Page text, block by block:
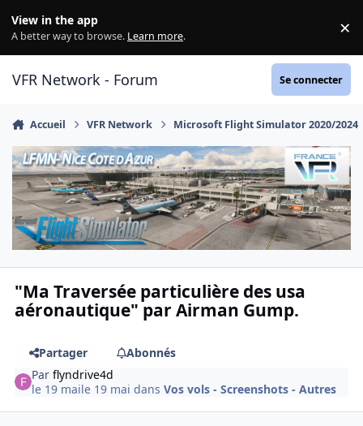
View in the app
A better way to browse. Learn more. ×
VFR Network - Forum Se connecter
Accueil VFR Network Microsoft Flight Simulator 2020/2024
"Ma Traversée particulière des usa
aéronautique" par Airman Gump.
Partager
Abonnés
Parflyndrive4d
le 19 maile 19 mai dansVos vols - Screenshots - Autres